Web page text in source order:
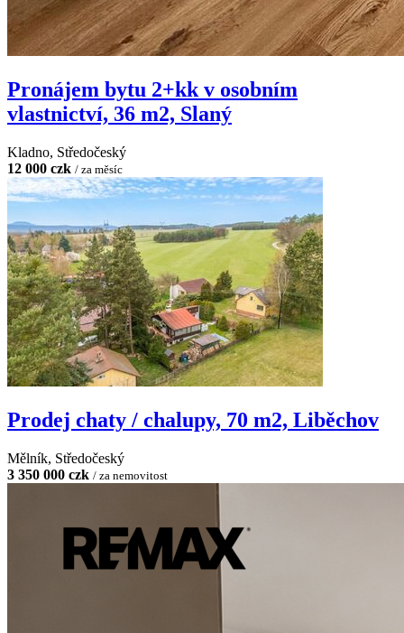
Pronájem bytu 2+kk v osobním
vlastnictví, 36 m2, Slaný
Kladno, Středočeský
12 000 czk / za měsíc
Prodej chaty / chalupy, 70 m2, Liběchov
Mělník, Středočeský
3 350 000 czk / za nemovitost